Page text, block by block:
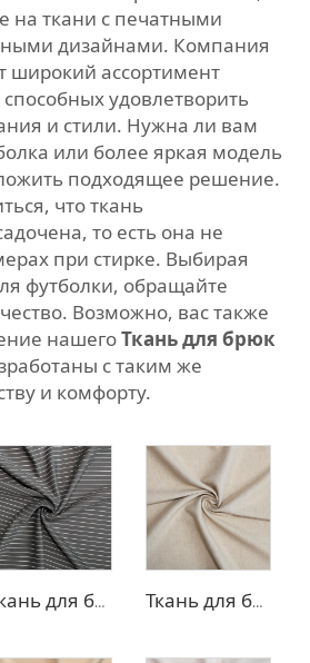
на ткани с печатными
дизайнами. Компания
широкий ассортимент
удовлетворить
и стили. Нужна ли вам
или более яркая модель
подходящее решение.
что ткань
то есть она не
при стирке. Выбирая
футболки, обращайте
Возможно, вас также
нашегоТкань для брюк
с таким же
и комфорту.
Ткань для брюк в стиле TR Strip Ткань для блейзера TR, похожая на лен